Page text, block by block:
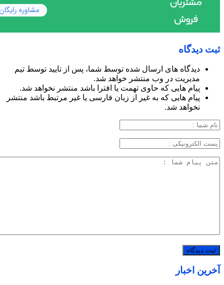
ثبت دیدگاه
دیدگاه های ارسال شده توسط شما، پس از تایید توسط تیم
مدیریت در وب منتشر خواهد شد.
پیام هایی که حاوی تهمت یا افترا باشد منتشر نخواهد شد.
پیام هایی که به غیر از زبان فارسی یا غیر مرتبط باشد منتشر
نخواهد شد.
آخرین اخبار